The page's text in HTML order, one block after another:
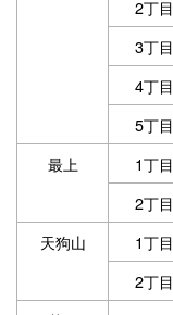
2丁目
3丁目
4丁目
5丁目
最上
1丁目
2丁目
天狗山
1丁目
2丁目